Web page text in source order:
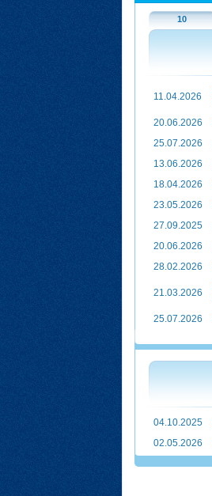
10
11.04.2026
20.06.2026
25.07.2026
13.06.2026
18.04.2026
23.05.2026
27.09.2025
20.06.2026
28.02.2026
21.03.2026
25.07.2026
04.10.2025
02.05.2026